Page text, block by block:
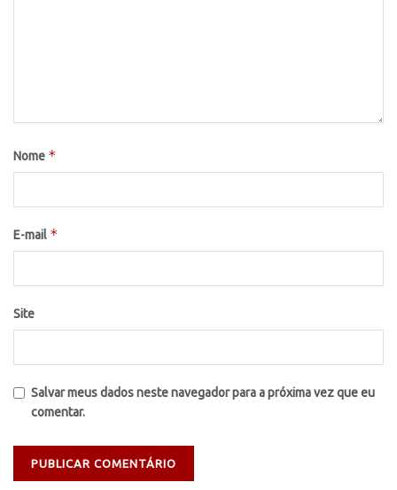
Nome *
E-mail *
Site
Salvar meus dados neste navegador para a próxima vez que eu
comentar.